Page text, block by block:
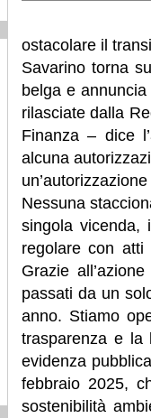
ostacolare il
Savarino torna
belga e
rilasciate dalla
Finanza – dice
alcuna
Nessuna
singola vicenda,
regolare con atti
Grazie
passati da un
anno. Stiamo
trasparenza e la
evidenza
febbraio 2025,
sostenibilità